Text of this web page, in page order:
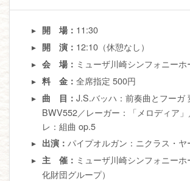
開 場： 11:30
開 演： 12:10（休憩なし）
会 場： ミューザ川崎シンフォニーホ
料 金：全席指定 500円
曲 目：J.S.バッハ：前奏曲とフーガ
BWV552／レーガー：「メロディア
レ：組曲 op.5
出演：パイプオルガン：ニクラス・ヤ
主 催： ミューザ川崎シンフォニー
化財団グループ）